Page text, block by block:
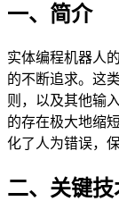
一、简介
实体编程机器人
的不断追求。这
则，以及其他输
的存在极大地缩
化了人为错误，
二、关键技